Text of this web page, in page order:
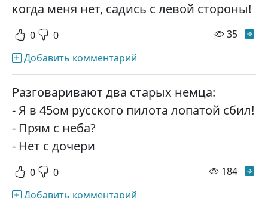
когда меня нет, садись с левой стороны!
0 0 35
Добавить комментарий
Разговаривают два старых немца:
- Я в 45ом русского пилота лопатой сбил!
- Прям с неба?
- Нет с дочери
0 0 184
Добавить комментарий